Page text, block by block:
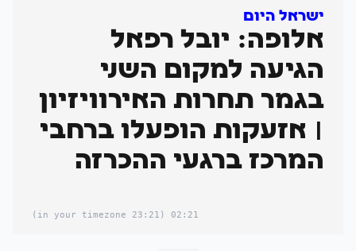
ישראל היום
אלופה: יובל רפאל
הגיעה למקום השני
בגמר תחרות האירוויזיון
| אזעקות הופעלו ברחבי
המרכז ברגעי ההכרזה
02:21
(23:21 in your timezone)